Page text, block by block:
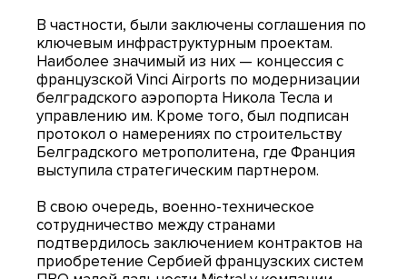
В частности, были заключены соглашения по
ключевым инфраструктурным проектам.
Наиболее значимый из них — концессия с
французской Vinci Airports по модернизации
белградского аэропорта Никола Тесла и
управлению им. Кроме того, был подписан
протокол о намерениях по строительству
Белградского метрополитена, где Франция
выступила стратегическим партнером.
В свою очередь, военно-техническое
сотрудничество между странами
подтвердилось заключением контрактов на
приобретение Сербией французских систем